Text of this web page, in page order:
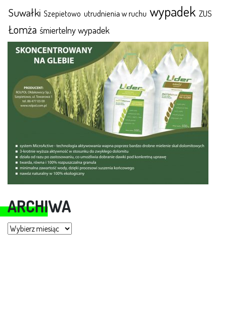
Suwałki Szepietowo utrudnienia w ruchu wypadek ZUS
Łomża śmiertelny wypadek
ARCHIWA
Archiwa